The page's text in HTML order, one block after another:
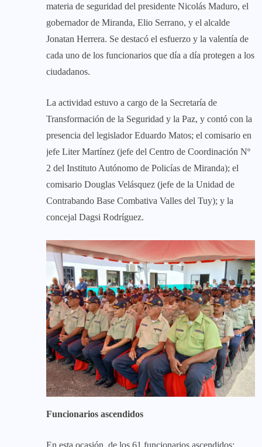
materia de seguridad del presidente Nicolás Maduro, el
gobernador de Miranda, Elio Serrano, y el alcalde
Jonatan Herrera. Se destacó el esfuerzo y la valentía de
cada uno de los funcionarios que día a día protegen a los
ciudadanos.
La actividad estuvo a cargo de la Secretaría de
Transformación de la Seguridad y la Paz, y contó con la
presencia del legislador Eduardo Matos; el comisario en
jefe Liter Martínez (jefe del Centro de Coordinación Nº
2 del Instituto Autónomo de Policías de Miranda); el
comisario Douglas Velásquez (jefe de la Unidad de
Contrabando Base Combativa Valles del Tuy); y la
concejal Dagsi Rodríguez.
Funcionarios ascendidos
En esta ocasión, de los 61 funcionarios ascendidos: